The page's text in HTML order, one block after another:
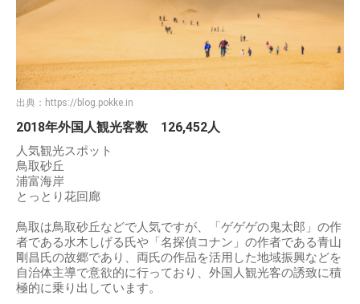
出典： https://blog.pokke.in
2018年外国人観光客数 126,452人
人気観光スポット
鳥取砂丘
浦富海岸
とっとり花回廊
鳥取は鳥取砂丘などで人気ですが、「ゲゲゲの鬼太郎」の作
者である水木しげる氏や「名探偵コナン」の作者である青山
剛昌氏の故郷であり、両氏の作品を活用した地域振興などを
自治体主導で意欲的に行っており、外国人観光客の誘致に積
極的に乗り出しています。